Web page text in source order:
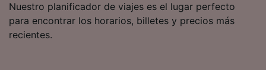
Nuestro planificador de viajes es el lugar perfecto
para encontrar los horarios, billetes y precios más
recientes.